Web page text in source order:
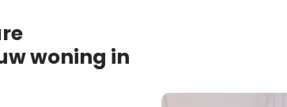
woning in